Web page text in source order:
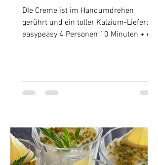
DIe Creme ist im Handumdrehen
gerührt und ein toller Kalzium-Lieferant.
easypeasy 4 Personen 10 Minuten + ca.